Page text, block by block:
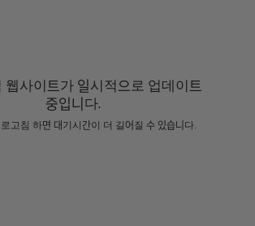
웹사이트가 일시적으로 업데이트
중입니다.
고침 하면 대기시간이 더 길어질 수 있습니다.